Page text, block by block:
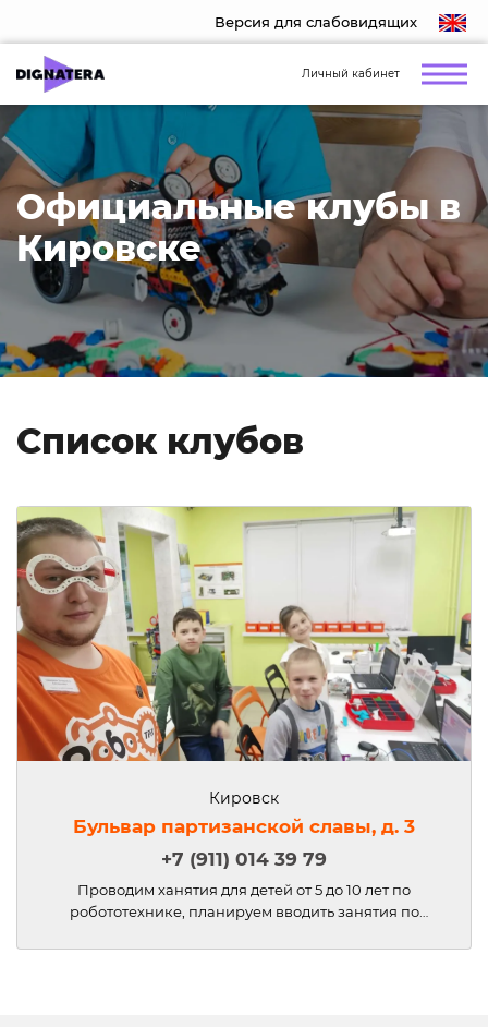
Версия для слабовидящих
Личный кабинет
Официальные клубы в
Кировске
Список клубов
Кировск
Бульвар партизанской славы, д. 3
+7 (911) 014 39 79
Проводим ханятия для детей от 5 до 10 лет по
робототехнике, планируем вводить занятия по
техническим образованием. Специализируется на